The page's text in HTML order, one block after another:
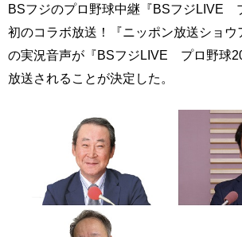
BSフジのプロ野球中継『BSフジLIVE
初のコラボ放送！『ニッポン放送ショウ
の実況音声が『BSフジLIVE プロ野球
放送されることが決定した。